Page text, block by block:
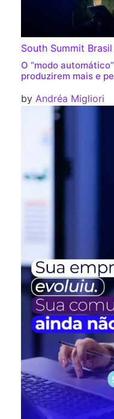
South Summit
O “modo
produzirem mais e
by Andréa Migliori